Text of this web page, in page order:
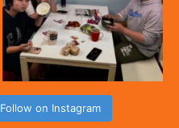
Follow on Instagram